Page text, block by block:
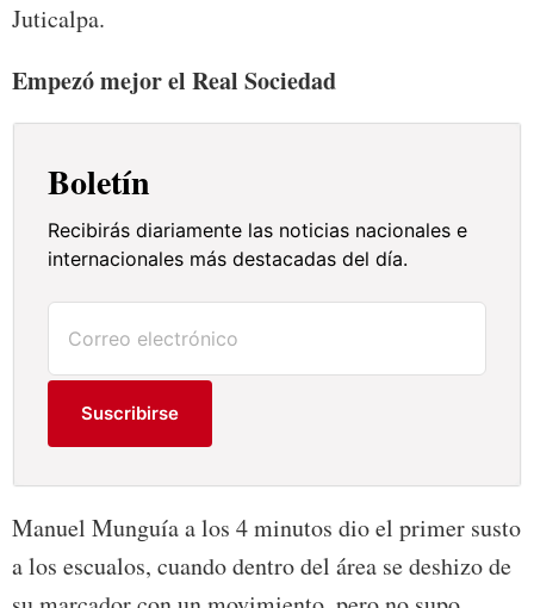
Juticalpa.
Empezó mejor el Real Sociedad
Boletín
Recibirás diariamente las noticias nacionales e
internacionales más destacadas del día.
Suscribirse
Manuel Munguía a los 4 minutos dio el primer susto
a los escualos, cuando dentro del área se deshizo de